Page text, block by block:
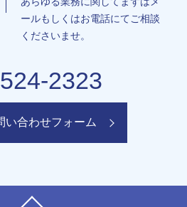
ールもしくはお電話にてご相談
くださいませ。
2323
い合わせフォーム